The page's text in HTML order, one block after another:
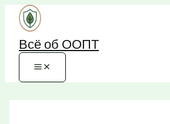
Перейти
содержимому
Всё об ООПТ